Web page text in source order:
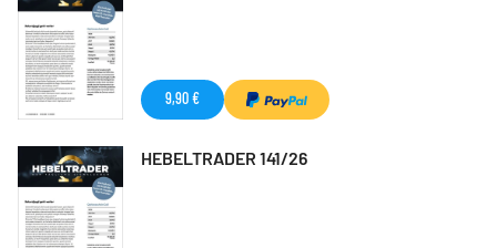
9,90 €
HEBELTRADER 141/26